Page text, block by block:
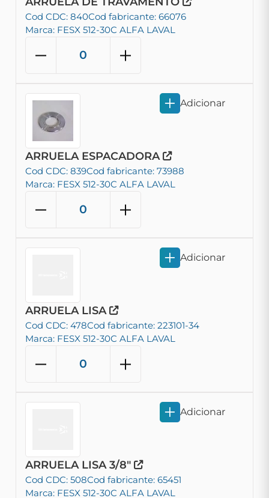
Cod CDC: 840Cod fabricante: 66076
Marca: FESX 512-30C ALFA LAVAL
ARRUELA ESPACADORA
Cod CDC: 839Cod fabricante: 73988
Marca: FESX 512-30C ALFA LAVAL
Adicionar
ARRUELA LISA
Cod CDC: 478Cod fabricante: 223101-34
Marca: FESX 512-30C ALFA LAVAL
Adicionar
ARRUELA LISA 3/8"
Cod CDC: 508Cod fabricante: 65451
Marca: FESX 512-30C ALFA LAVAL
Adicionar